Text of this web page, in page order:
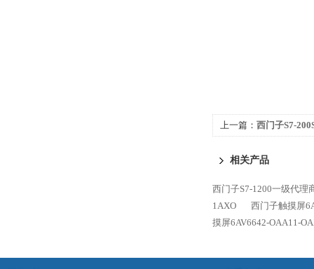
上一篇： 西门子S7-
相关产品
西门子S7-1200一级代理
1AXO
西门子触摸屏
摸屏6AV6642-OAA11-